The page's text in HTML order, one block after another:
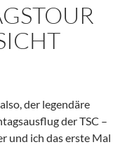
der legendäre
der TSC –
und ich das erste Mal